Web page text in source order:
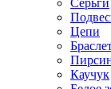
Серьги
Цепи
Каучук